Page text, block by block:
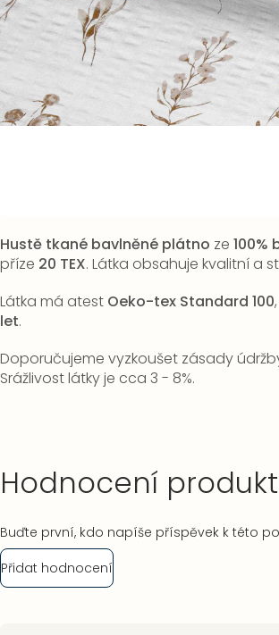
Hustě tkané bavlněné plátno ze 100%
příze 20 TEX. Látka obsahuje kvalitní a
Látka má atest Oeko-tex Standard 100
let.
Doporučujeme vyzkoušet zásady
Srážlivost látky je cca 3 - 8%.
Hodnocení
Buďte první, kdo napíše příspěvek k této
Přidat hodnocení